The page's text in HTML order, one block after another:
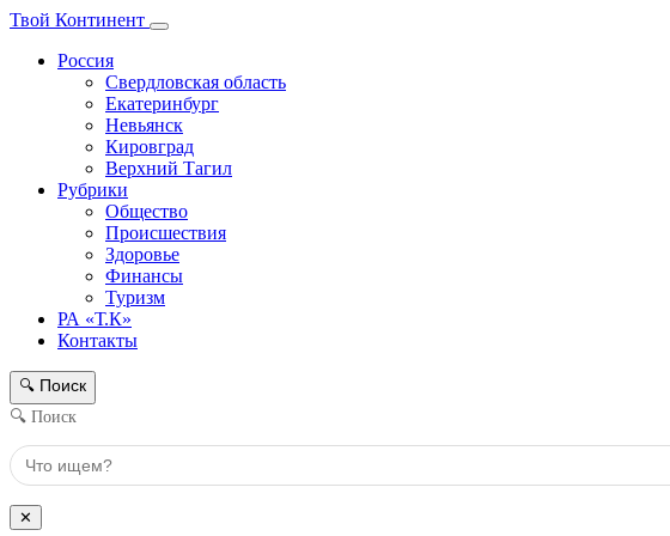
Твой Континент
Россия
Свердловская область
Екатеринбург
Невьянск
Кировград
Верхний Тагил
Рубрики
Общество
Происшествия
Здоровье
Финансы
Туризм
РА «Т.К»
Контакты
🔍 Поиск
🔍 Поиск
✕